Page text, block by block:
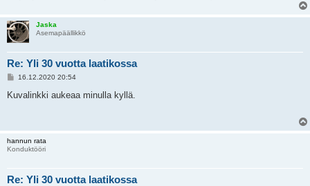
Jaska
Asemapäällikkö
Re: Yli 30 vuotta laatikossa
V
e
16.12.2020 20:54
Kuvalinkki aukeaa minulla kyllä.
hannun rata
Konduktööri
Re: Yli 30 vuotta laatikossa